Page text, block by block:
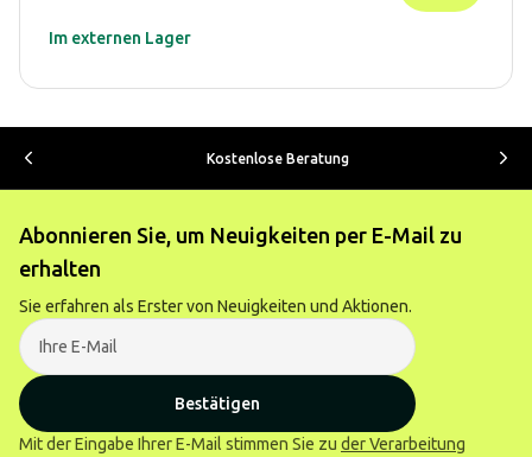
Im externen Lager
Kostenlose Beratung
Abonnieren Sie, um Neuigkeiten per E-Mail zu
erhalten
Sie erfahren als Erster von Neuigkeiten und Aktionen.
Bestätigen
Mit der Eingabe Ihrer E-Mail stimmen Sie zu der Verarbeitung